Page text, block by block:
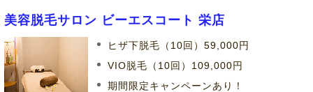
美容脱毛サロン ビーエスコート 栄店
ヒザ下脱毛（10回）59,000円
VIO脱毛（10回）109,000円
期間限定キャンペーンあり！